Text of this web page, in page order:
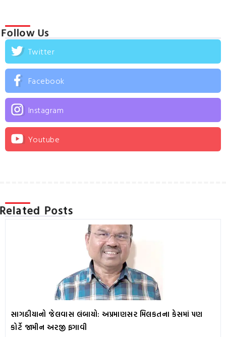
Follow Us
Twitter
Facebook
Instagram
Youtube
Related Posts
સાગઠીયાનો જેલવાસ લંબાયો: અપ્રમાણસર મિલકતના કેસમાં પણ
કોર્ટે જામીન અરજી ફગાવી